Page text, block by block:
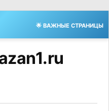
🌟 ВАЖНЫЕ СТРАНИЦЫ